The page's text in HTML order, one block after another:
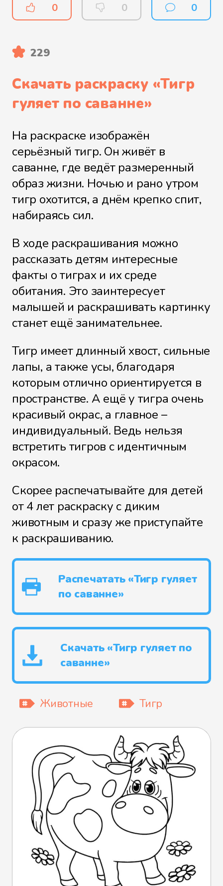
0 0 0
229
Скачать раскраску «Тигр
гуляет по саванне»
На раскраске изображён
серьёзный тигр. Он живёт в
саванне, где ведёт размеренный
образ жизни. Ночью и рано утром
тигр охотится, а днём крепко спит,
набираясь сил.
В ходе раскрашивания можно
рассказать детям интересные
факты о тиграх и их среде
обитания. Это заинтересует
малышей и раскрашивать картинку
станет ещё занимательнее.
Тигр имеет длинный хвост, сильные
лапы, а также усы, благодаря
которым отлично ориентируется в
пространстве. А ещё у тигра очень
красивый окрас, а главное –
индивидуальный. Ведь нельзя
встретить тигров с идентичным
окрасом.
Скорее распечатывайте для детей
от 4 лет раскраску с диким
животным и сразу же приступайте
к раскрашиванию.
Распечатать «Тигр гуляет
по саванне»
Скачать «Тигр гуляет по
саванне»
Животные Тигр